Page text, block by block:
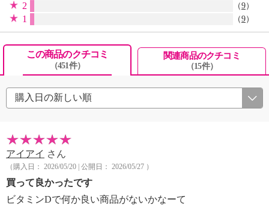
2 （9）
1 （9）
この商品のクチコミ
（451件）
関連商品のクチコミ
（15件）
アイアイ さん
（購入日： 2026/05/20 | 公開日： 2026/05/27 ）
買って良かったです
ビタミンDで何か良い商品がないかなーて